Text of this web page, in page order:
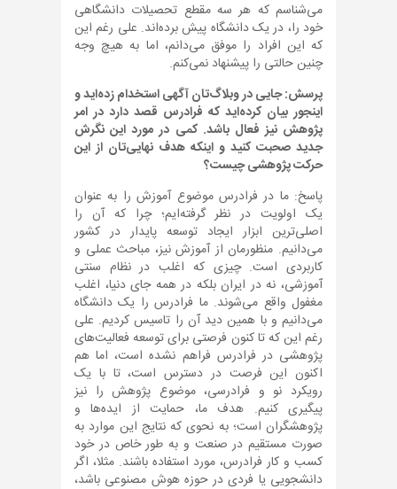
می‌شناسم که هر سه مقطع تحصیلات دانشگاهی
خود را، در یک دانشگاه پیش برده‌اند. علی رغم این
که این افراد را موفق می‌دانم، اما به هیچ وجه
چنین حالتی را پیشنهاد نمی‌کنم.
پرسش: جایی در وبلاگ‌تان آگهی استخدام زده‌اید و
اینجور بیان کرده‌اید که فرادرس قصد دارد در امر
پژوهش نیز فعال باشد. کمی در مورد این نگرش
جدید صحبت کنید و اینکه هدف نهایی‌تان از این
حرکت پژوهشی چیست؟
پاسخ: ما در فرادرس موضوع آموزش را به عنوان
یک اولویت در نظر گرفته‌ایم؛ چرا که آن را
اصلی‌ترین ابزار ایجاد توسعه پایدار در کشور
می‌دانیم. منظورمان از آموزش نیز، مباحث عملی و
کاربردی است. چیزی که اغلب در نظام سنتی
آموزشی، نه در ایران بلکه در همه جای دنیا، اغلب
مغفول واقع می‌شوند. ما فرادرس را یک دانشگاه
می‌دانیم و با همین دید آن را تاسیس کردیم. علی
رغم این که تا کنون فرصتی برای توسعه فعالیت‌های
پژوهشی در فرادرس فراهم نشده است، اما هم
اکنون این فرصت در دسترس است، تا با یک
رویکرد نو و فرادرسی، موضوع پژوهش را نیز
پیگیری کنیم. هدف ما، حمایت از ایده‌ها و
پژوهشگران است؛ به نحوی که نتایج این موارد به
صورت مستقیم در صنعت و به طور خاص در خود
کسب و کار فرادرس، مورد استفاده باشند. مثلا، اگر
دانشجویی یا فردی در حوزه هوش مصنوعی باشد،